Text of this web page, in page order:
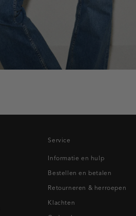
Service
Informatie en hulp
Bestellen en betalen
Retourneren & herroepen
Klachten